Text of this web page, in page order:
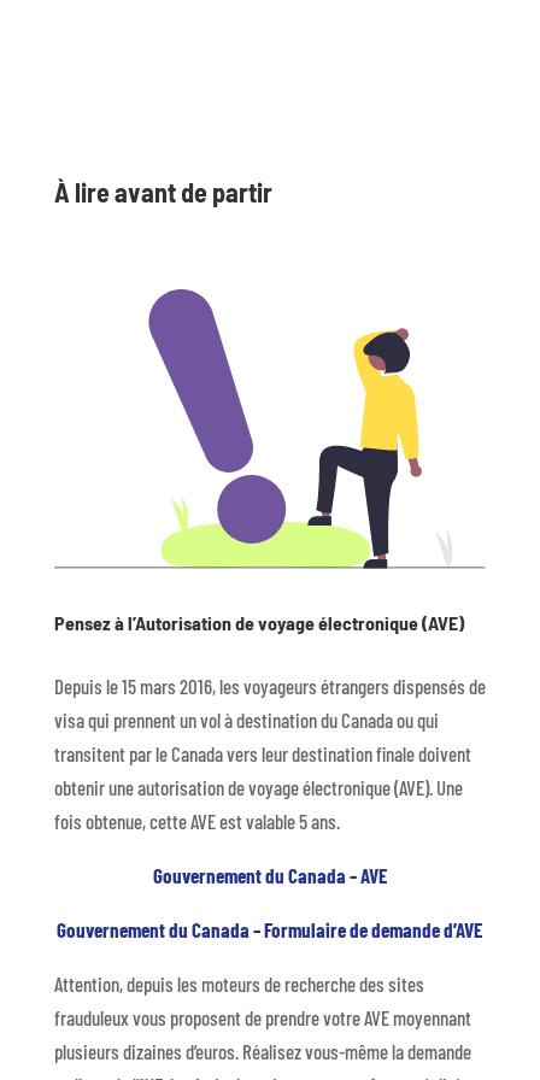
À lire avant de partir
Pensez à l’Autorisation de voyage électronique (AVE)
Depuis le 15 mars 2016, les voyageurs étrangers dispensés de
visa qui prennent un vol à destination du Canada ou qui
transitent par le Canada vers leur destination finale doivent
obtenir une autorisation de voyage électronique (AVE). Une
fois obtenue, cette AVE est valable 5 ans.
Gouvernement du Canada – AVE
Gouvernement du Canada – Formulaire de demande d’AVE
Attention, depuis les moteurs de recherche des sites
frauduleux vous proposent de prendre votre AVE moyennant
plusieurs dizaines d’euros. Réalisez vous-même la demande